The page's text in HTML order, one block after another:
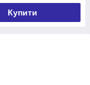
Купити